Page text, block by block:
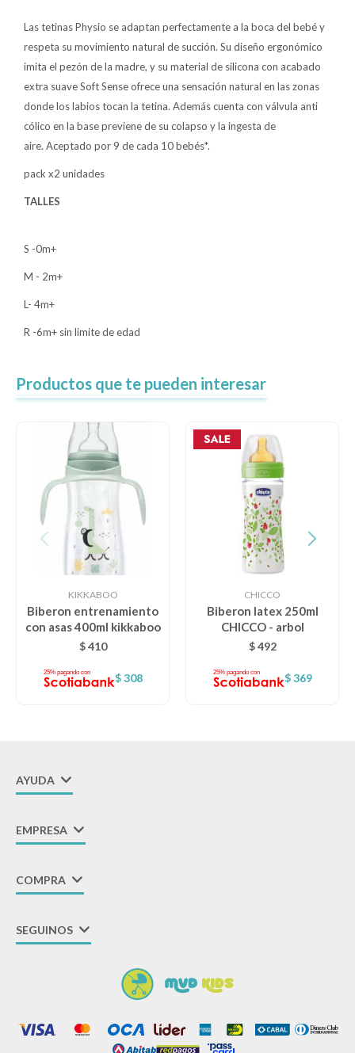
Las tetinas Physio se adaptan perfectamente a la boca del bebé y
respeta su movimiento natural de succión. Su diseño ergonómico
imita el pezón de la madre, y su material de silicona con acabado
extra suave Soft Sense ofrece una sensación natural en las zonas
donde los labios tocan la tetina. Además cuenta con válvula anti
cólico en la base previene de su colapso y la ingesta de
aire. Aceptado por 9 de cada 10 bebés*.
pack x2 unidades
TALLES
S -0m+
M - 2m+
L- 4m+
R -6m+ sin limite de edad
Productos que te pueden interesar
KIKKABOO
Biberon entrenamiento
con asas 400ml kikkaboo
$ 410
$ 308
CHICCO
Biberon latex 250ml
CHICCO - arbol
$ 492
$ 369
AYUDA
EMPRESA
COMPRA
SEGUINOS
Vestimenta
Gift cards
Contacto